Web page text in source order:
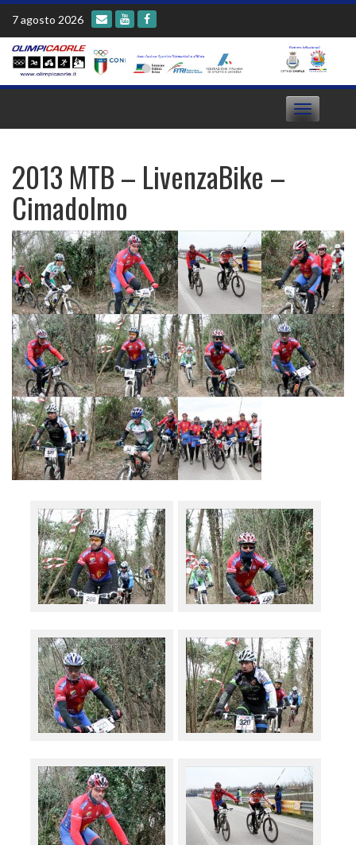
Skip
content
7 agosto 2026
Toggle
navigation
2013 MTB – LivenzaBike –
Cimadolmo